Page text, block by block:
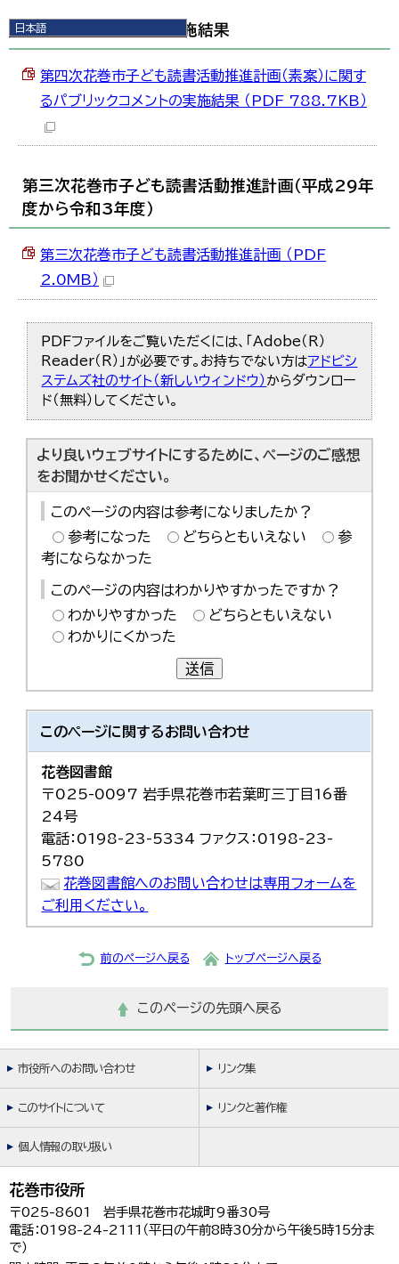
日本語
한국어
简体中文
パブリックコメントの実施結果
第四次花巻市子ども読書活動推進計画（素案）に関す
るパブリックコメントの実施結果 （PDF 788.7KB）
第三次花巻市子ども読書活動推進計画（平成29年
度から令和3年度）
第三次花巻市子ども読書活動推進計画 （PDF
2.0MB）
PDFファイルをご覧いただくには、「Adobe（R）
Reader（R）」が必要です。お持ちでない方はアドビシ
ステムズ社のサイト（新しいウィンドウ） からダウンロー
ド（無料）してください。
より良いウェブサイトにするために、ページのご感想
をお聞かせください。
このページの内容は参考になりましたか？
参考になった
どちらともいえない
参
考にならなかった
このページの内容はわかりやすかったですか？
わかりやすかった
どちらともいえない
わかりにくかった
送信
このページに関するお問い合わせ
花巻図書館
〒025-0097 岩手県花巻市若葉町三丁目16番
24号
電話：0198-23-5334 ファクス：0198-23-
5780
花巻図書館へのお問い合わせは専用フォームを
ご利用ください。
前のページへ戻る トップページへ戻る
このページの先頭へ戻る
市役所へのお問い合わせ リンク集
このサイトについて リンクと著作権
個人情報の取り扱い
花巻市役所
〒025-8601 岩手県花巻市花城町9番30号
電話：0198-24-2111（平日の午前8時30分から午後5時15分ま
で）